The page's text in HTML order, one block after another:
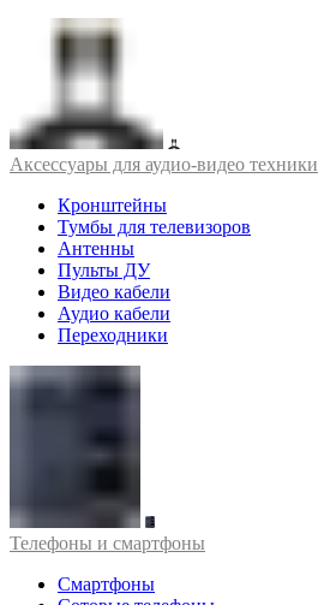
Аксессуары для аудио-видео техники
Кронштейны
Тумбы для телевизоров
Антенны
Пульты ДУ
Видео кабели
Аудио кабели
Переходники
Телефоны и смартфоны
Смартфоны